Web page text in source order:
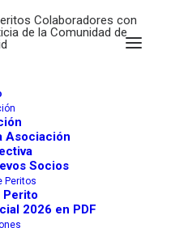
Asociación
Socios
Peritos
Perito
2026 en PDF